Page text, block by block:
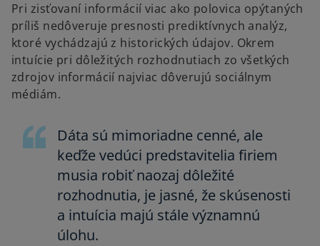
Pri zisťovaní informácií viac ako polovica opýtaných
príliš nedôveruje presnosti prediktívnych analýz,
ktoré vychádzajú z historických údajov. Okrem
intuície pri dôležitých rozhodnutiach zo všetkých
zdrojov informácií najviac dôverujú sociálnym
médiám.
Dáta sú mimoriadne cenné, ale
keďže vedúci predstavitelia firiem
musia robiť naozaj dôležité
rozhodnutia, je jasné, že skúsenosti
a intuícia majú stále významnú
úlohu.